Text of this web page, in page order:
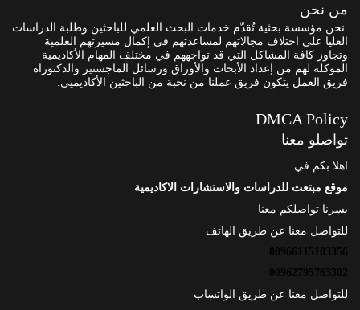
من نحن
نحن مؤسسة بحثية تُقدّم خدمات البحث العلمي للباحثين وطلبة الدراسات
العليا على اختلاف مجالاتهم لمساعدتهم في إكمال مسيرتهم العلمية
وتجاوز كافة المشاكل التي قد تواجههم في مختلف المهام الأكاديمية
الموكلة لهم من إعداد الأبحاث والأوراق ورسائل الماجستير والدكتوراه
فريق العمل يتكون فريق عملنا من نخبة من الباحثين الأكاديميي.
DMCA Policy
تواصلو معنا
اهلا بكم في
موقع مبتعث للدراسات والاستشارات الاكاديمية
يسرنا تواصلكم معنا
للتواصل معنا عن طريق الهاتف
00966115103356
00962795763302
للتواصل معنا عن طريق الواتساب